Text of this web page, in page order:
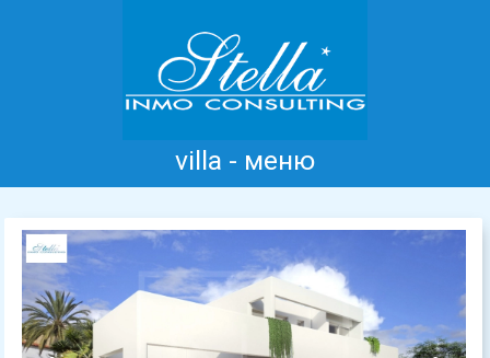
villa - меню
Главная Коста Бланка Продажа
Аренда
Новые дома информация
Отзывы Контакт